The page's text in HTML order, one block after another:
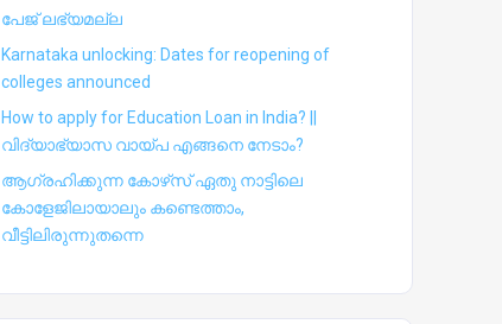
പേജ് ലഭ്യമല്ല
Karnataka unlocking: Dates for reopening of
colleges announced
How to apply for Education Loan in India? ||
വിദ്യാഭ്യാസ വായ്പ എങ്ങനെ നേടാം?
ആഗ്രഹിക്കുന്ന കോഴ്‍സ് ഏതു നാട്ടിലെ
കോളേജിലായാലും കണ്ടെത്താം,
വീട്ടിലിരുന്നുതന്നെ